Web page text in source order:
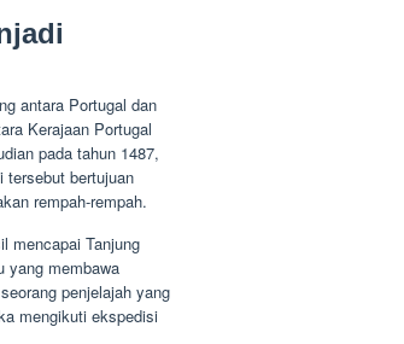
antara Portugal dan
Kerajaan Portugal
pada tahun 1487,
tersebut bertujuan
rempah-rempah.
mencapai Tanjung
yang membawa
penjelajah yang
mengikuti ekspedisi